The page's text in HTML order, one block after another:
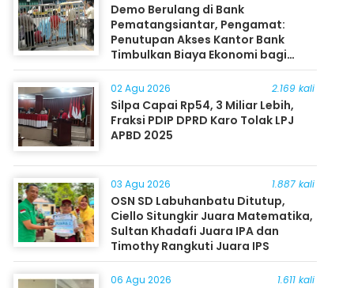
Demo Berulang di Bank
Pematangsiantar, Pengamat:
Penutupan Akses Kantor Bank
Timbulkan Biaya Ekonomi bagi
Masyarakat
02 Agu 2026 2.169 kali
Silpa Capai Rp54, 3 Miliar Lebih,
Fraksi PDIP DPRD Karo Tolak LPJ
APBD 2025
03 Agu 2026 1.887 kali
OSN SD Labuhanbatu Ditutup,
Ciello Situngkir Juara Matematika,
Sultan Khadafi Juara IPA dan
Timothy Rangkuti Juara IPS
06 Agu 2026 1.611 kali